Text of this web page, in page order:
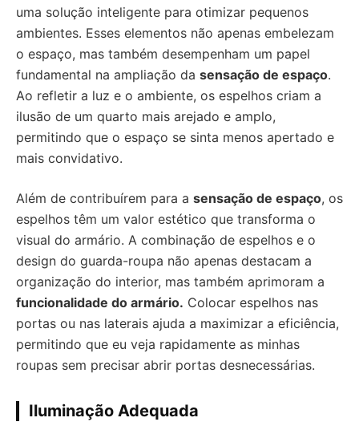
uma solução inteligente para otimizar pequenos
ambientes. Esses elementos não apenas embelezam
o espaço, mas também desempenham um papel
fundamental na ampliação da sensação de espaço.
Ao refletir a luz e o ambiente, os espelhos criam a
ilusão de um quarto mais arejado e amplo,
permitindo que o espaço se sinta menos apertado e
mais convidativo.
Além de contribuírem para a sensação de espaço, os
espelhos têm um valor estético que transforma o
visual do armário. A combinação de espelhos e o
design do guarda-roupa não apenas destacam a
organização do interior, mas também aprimoram a
funcionalidade do armário. Colocar espelhos nas
portas ou nas laterais ajuda a maximizar a eficiência,
permitindo que eu veja rapidamente as minhas
roupas sem precisar abrir portas desnecessárias.
Iluminação Adequada